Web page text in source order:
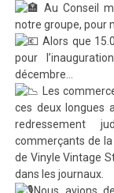
Au Conseil
notre groupe, pour
Alors que
pour
décembre…
Les
ces deux longues
redressement
commerçants de
de Vinyle Vintage
dans les journaux.
Nous avions